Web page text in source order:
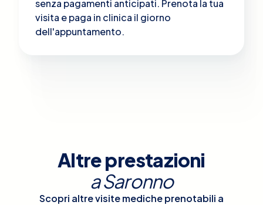
senza pagamenti anticipati. Prenota la tua
visita e paga in clinica il giorno
dell'appuntamento.
Altre prestazioni
aSaronno
Scopri altre visite mediche prenotabili a